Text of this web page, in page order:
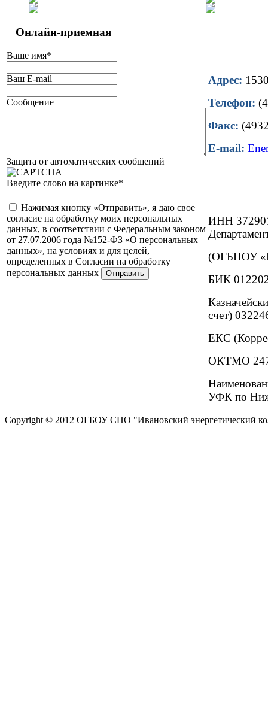
Онлайн-приемная
Ваше имя*
Ваш E-mail
Сообщение
Защита от автоматических сообщений
Введите слово на картинке*
Нажимая кнопку «Отправить», я даю свое
согласие на обработку моих персональных
данных, в соответствии с Федеральным законом
от 27.07.2006 года №152-ФЗ «О персональных
данных», на условиях и для целей,
определенных в Согласии на обработку
персональных данных
Адрес:
Телефон:
Факс:
E-mail:
ИНН
(ОГБПОУ
БИК
счет)
ЕКС
ОКТМО
УФК по
Copyright © 2012 ОГБОУ СПО "Ивановский энергетический